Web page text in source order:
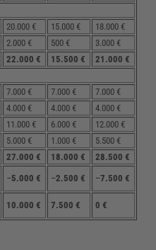
20.000 € 15.000 €
18.000 €
2.000 € 500 €
3.000 €
22.000 € 15.500 €
21.000 €
7.000 € 7.000 €
7.000 €
4.000 € 4.000 €
4.000 €
11.000 € 6.000 €
12.000 €
5.000 € 1.000 €
5.500 €
27.000 € 18.000 €
28.500 €
–5.000 € –2.500 € –7.500 €
10.000 € 7.500 € 0 €